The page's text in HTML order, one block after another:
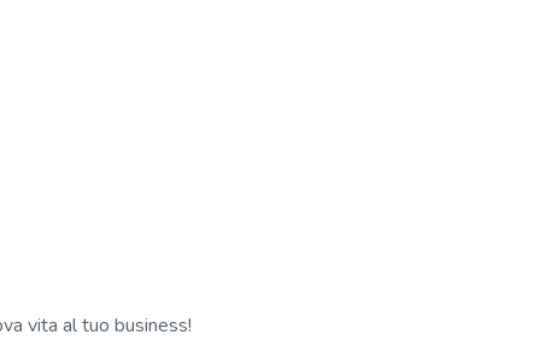
vita al tuo business!